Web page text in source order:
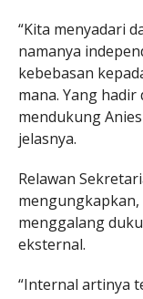
“Kita menyadari
namanya
kebebasan
mana. Yang
mendukung
jelasnya.
Relawan
menggalang
eksternal.
“Internal artinya